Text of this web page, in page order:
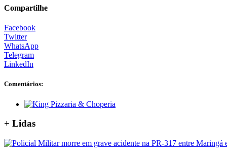
Compartilhe
Facebook
Twitter
WhatsApp
Telegram
LinkedIn
Comentários:
+ Lidas